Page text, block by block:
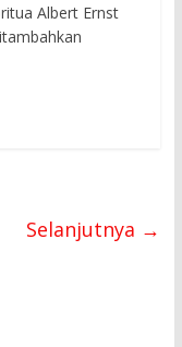
Albert Ernst
Selanjutnya →